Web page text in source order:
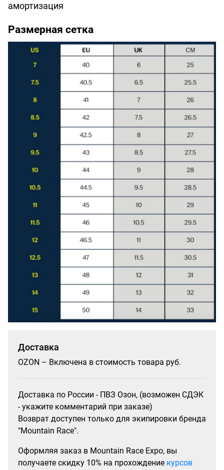
амортизация
Размерная сетка
Доставка
OZON – Включена в стоимость товара руб.
Доставка по России - ПВЗ Озон, (возможен СДЭК
- укажите комментарий при заказе)
Возврат доступен только для экипировки бренда
"Mountain Race".
Оформляя заказ в Mountain Race Expo, вы
получаете скидку 10% на прохождение курсов